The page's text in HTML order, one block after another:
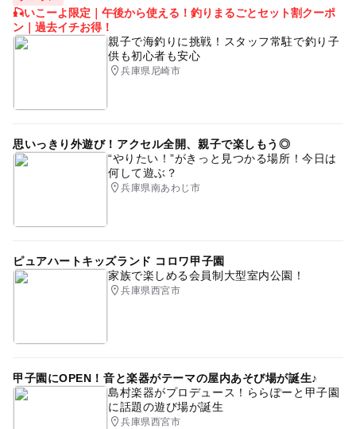
🎣いこーよ限定｜午後から使える！釣りまるごとセット割クーポ
ン｜過去イチお得！
親子で海釣りに挑戦！スタッフ常駐で釣り子
供も初心者も安心
兵庫県尼崎市
思いっきり外遊び！アクセル全開、親子で楽しもう◎
“やりたい！”がきっと見つかる場所！今日は
何して遊ぶ？
兵庫県南あわじ市
ピュアハートキッズランド コロワ甲子園
家族で楽しめる会員制大型室内公園！
兵庫県西宮市
甲子園にOPEN！音と楽器がテーマの屋内あそび場が誕生♪
島村楽器がプロデュース！ららぽーと甲子園
に話題の遊び場が誕生
兵庫県西宮市